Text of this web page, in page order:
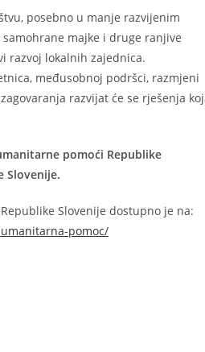
posebno u manje razvijenim
majke i druge ranjive
razvoj lokalnih zajednica.
međusobnoj podršci, razmjeni
razvijat će se rješenja
pomoći Republike
Slovenije.
Slovenije dostupno je na:
pomoc/